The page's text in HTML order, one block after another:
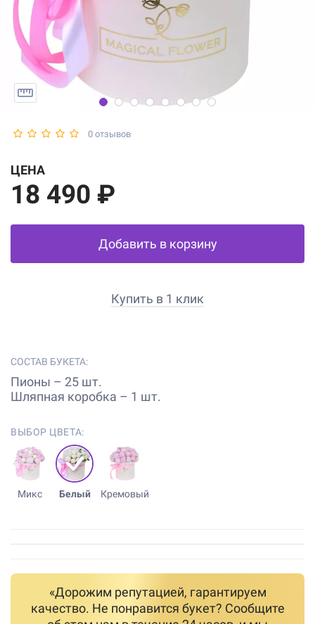
0 отзывов
ЦЕНА
18 490 ₽
Добавить в корзину
Купить в 1 клик
СОСТАВ БУКЕТА:
Пионы – 25 шт.
Шляпная коробка – 1 шт.
ВЫБОР ЦВЕТА:
Микс Белый Кремовый
«Дорожим репутацией, гарантируем
качество. Не понравится букет? Сообщите